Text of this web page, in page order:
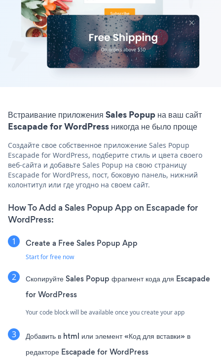
Встраивание приложения Sales Popup на ваш сайт
Escapade for WordPress никогда не было проще
Создайте свое собственное приложение Sales Popup
Escapade for WordPress, подберите стиль и цвета своего
веб-сайта и добавьте Sales Popup на свою страницу
Escapade for WordPress, пост, боковую панель, нижний
колонтитул или где угодно на своем сайт.
How To Add a Sales Popup App on Escapade for
WordPress:
Create a Free Sales Popup App
Start for free now
Скопируйте Sales Popup фрагмент кода для Escapade
for WordPress
Your code block will be available once you create your app
Добавить в html или элемент «Код для вставки» в
редакторе Escapade for WordPress